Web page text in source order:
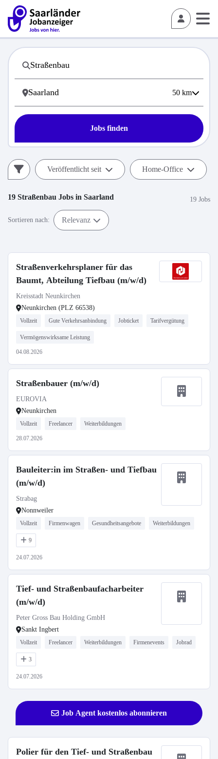
50 km
Jobs finden
Veröffentlicht seit Home-Office
19 Straßenbau Jobs in Saarland 19 Jobs
Sortieren nach: Relevanz
Straßenverkehrsplaner für das
Baumt, Abteilung Tiefbau (m/w/d)
Kreisstadt Neunkirchen
Neunkirchen (PLZ 66538)
Vollzeit Gute Verkehrsanbindung Jobticket Tarifvergütung
Vermögenswirksame Leistung
04.08.2026
Straßenbauer (m/w/d)
EUROVIA
Neunkirchen
Vollzeit Freelancer Weiterbildungen
28.07.2026
Bauleiter:in im Straßen- und Tiefbau
(m/w/d)
Strabag
Nonnweiler
Vollzeit Firmenwagen Gesundheitsangebote Weiterbildungen
9
24.07.2026
Tief- und Straßenbaufacharbeiter
(m/w/d)
Peter Gross Bau Holding GmbH
Sankt Ingbert
Vollzeit Freelancer Weiterbildungen Firmenevents Jobrad
3
24.07.2026
Job Agent kostenlos abonnieren
Polier für den Tief- und Straßenbau